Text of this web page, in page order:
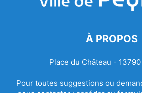
À PROPOS
Place du Château - 13790
Pour toutes suggestions ou